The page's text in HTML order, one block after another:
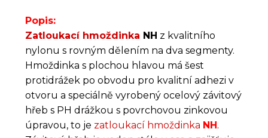
Popis:
Zatloukací hmoždinka NH z kvalitního
nylonu s rovným dělením na dva segmenty.
Hmoždinka s plochou hlavou má šest
protidrážek po obvodu pro kvalitní adhezi v
otvoru a speciálně vyrobený ocelový závitový
hřeb s PH drážkou s povrchovou zinkovou
úpravou, to je zatloukací hmoždinka NH.